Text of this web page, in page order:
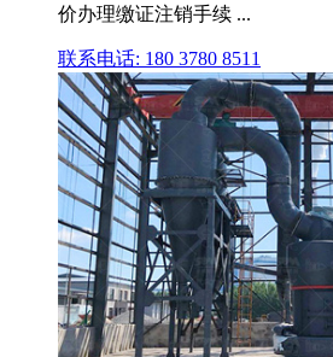
价办理缴证注销手续 ...
联系电话: 180 3780 8511